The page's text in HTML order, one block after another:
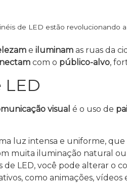
de LED estão revolucionando
e iluminam as ruas da
com o público-alvo,
LED
visual é o uso de
luz intensa e uniforme,
muita iluminação natural
de LED, você pode alterar
como animações,